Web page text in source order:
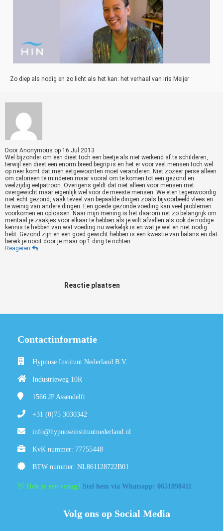
Zo diep als nodig en zo licht als het kan: het verhaal van Iris Meijer
Door Anonymous op 16 Jul 2013
Wel bijzonder om een dieet toch een beetje als niet werkend af te schilderen,
terwijl een dieet een enorm breed begrip is en het er voor veel mensen toch wel
op neer komt dat men eetgewoonten moet veranderen. Niet zozeer perse alleen
om calorieen te minderen maar vooral om te komen tot een gezond en
veelzijdig eetpatroon. Overigens geldt dat niet alleen voor mensen met
overgewicht maar eigenlijk wel voor de meeste mensen. We eten tegenwoordig
niet echt gezond, vaak teveel van bepaalde dingen zoals bijvoorbeeld vlees en
te weinig van andere dingen. Een goede gezonde voeding kan veel problemen
voorkomen en oplossen. Naar mijn mening is het daarom net zo belangrijk om
mentaal je zaakjes voor elkaar te hebben als je wilt afvallen als ook de nodige
kennis te hebben van wat voeding nu werkelijk is en wat je wel en niet nodig
hebt. Gezond zijn en een goed gewicht hebben is een kwestie van balans en dat
bereik je nooit door je maar op 1 ding te richten.
Reageren
Reactie plaatsen
Contactinformatie
Hypnose Instituut Nederland B.V.
Industrieweg 10R
1566 JPAssendelft
+31 (0)75 3030342
info@hypnoseinstituutnederland.nl
KvK nummer: 77755448
BTW nummer: NL861128722B01
👋 Heb je een vraag? Stel hem via Whatsapp: 0651898411
Volg ons op Social Media